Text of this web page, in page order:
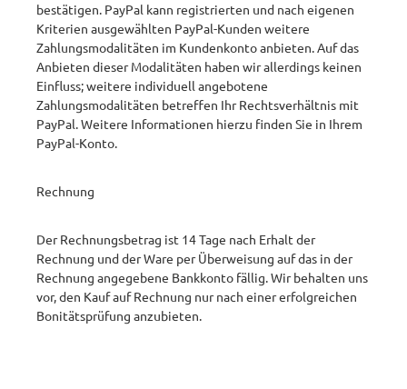
bestätigen. PayPal kann registrierten und nach eigenen
Kriterien ausgewählten PayPal-Kunden weitere
Zahlungsmodalitäten im Kundenkonto anbieten. Auf das
Anbieten dieser Modalitäten haben wir allerdings keinen
Einfluss; weitere individuell angebotene
Zahlungsmodalitäten betreffen Ihr Rechtsverhältnis mit
PayPal. Weitere Informationen hierzu finden Sie in Ihrem
PayPal-Konto.
Rechnung
Der Rechnungsbetrag ist 14 Tage nach Erhalt der
Rechnung und der Ware per Überweisung auf das in der
Rechnung angegebene Bankkonto fällig. Wir behalten uns
vor, den Kauf auf Rechnung nur nach einer erfolgreichen
Bonitätsprüfung anzubieten.